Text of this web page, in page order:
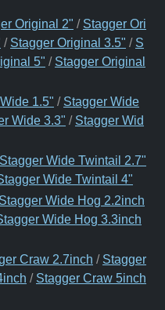
Original 2" / Stagger Ori
/ Stagger Original 3.5" / S
5" / Stagger Original
1.5" / Stagger Wide
Wide 3.3" / Stagger Wid
Stagger Wide Twintail 2.7"
Wide Twintail 4"
Stagger Wide Hog 2.2inch
Wide Hog 3.3inch
Craw 2.7inch / Stagger
/ Stagger Craw 5inch